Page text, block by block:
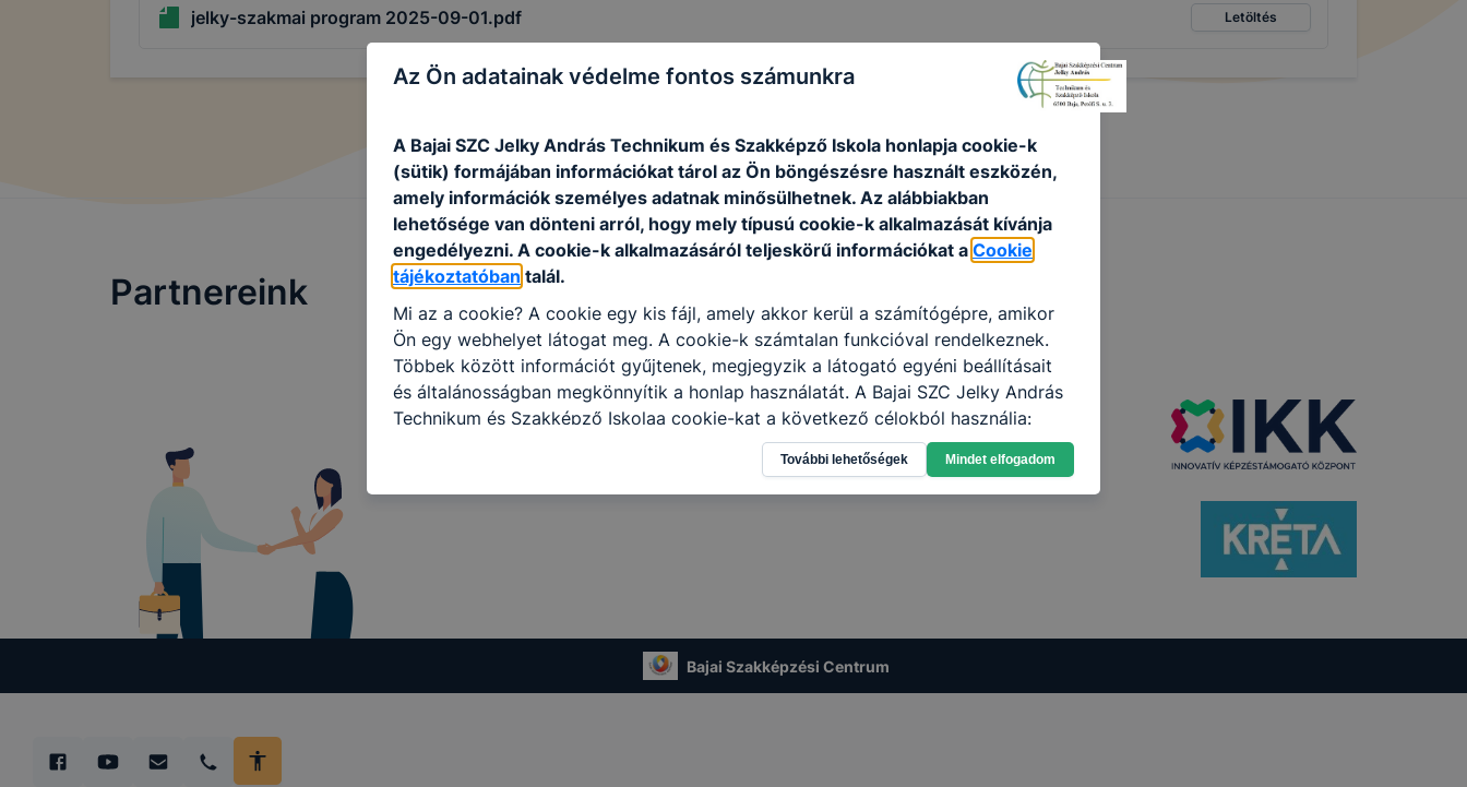
jelky-szakmai program 2025-09-01.pdf Letöltés
Partnereink
Bajai Szakképzési Centrum
Az Ön adatainak védelme fontos számunkra
A Bajai SZC Jelky András Technikum és Szakképző Iskola honlapja cookie-k
(sütik) formájában információkat tárol az Ön böngészésre használt eszközén,
amely információk személyes adatnak minősülhetnek. Az alábbiakban
lehetősége van dönteni arról, hogy mely típusú cookie-k alkalmazását kívánja
engedélyezni. A cookie-k alkalmazásáról teljeskörű információkat a Cookie
tájékoztatóban talál.
Mi az a cookie? A cookie egy kis fájl, amely akkor kerül a számítógépre, amikor
Ön egy webhelyet látogat meg. A cookie-k számtalan funkcióval rendelkeznek.
Többek között információt gyűjtenek, megjegyzik a látogató egyéni beállításait
és általánosságban megkönnyítik a honlap használatát. A Bajai SZC Jelky András
Technikum és Szakképző Iskolaa cookie-kat a következő célokból használja:
információ gyűjtése azzal kapcsolatban, hogyan használja Ön a honlapot -annak
felmérésével, hogy a honlap melyik részeit látogatja, vagy használja leginkább,
így megtudhatjuk, hogyan biztosítsunk Önnek még jobb felhasználói élményt, ha
folyamatainak megkönnyítése vagy lehetővé tétele, a cookie-k alkalmazásának
megakadályozása vagy törlése által előfordulhat, hogy felhasználóink nem
További lehetőségek Mindet elfogadom